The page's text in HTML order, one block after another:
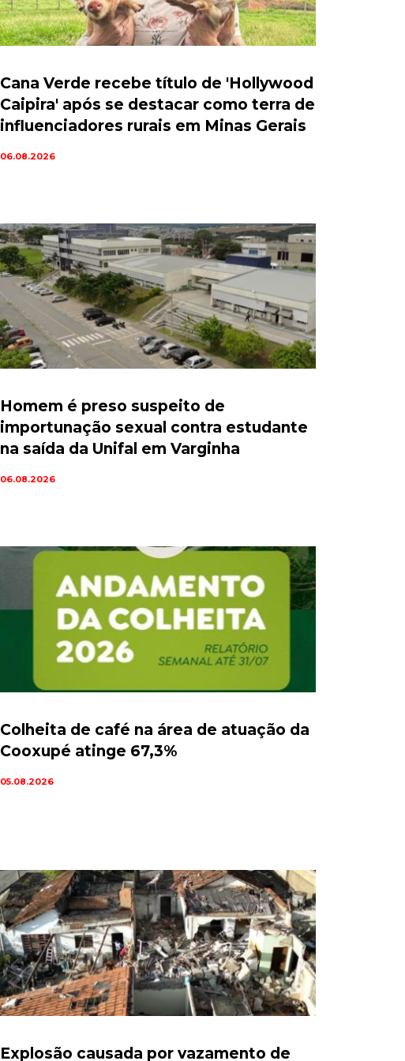
Cana Verde recebe título de 'Hollywood
Caipira' após se destacar como terra de
influenciadores rurais em Minas Gerais
06.08.2026
Homem é preso suspeito de
importunação sexual contra estudante
na saída da Unifal em Varginha
06.08.2026
Colheita de café na área de atuação da
Cooxupé atinge 67,3%
05.08.2026
Explosão causada por vazamento de